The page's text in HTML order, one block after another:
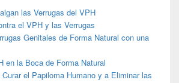
las Verrugas del VPH
el VPH y las Verrugas
Genitales de Forma Natural con una
en la Boca de Forma Natural
el Papiloma Humano y a Eliminar las